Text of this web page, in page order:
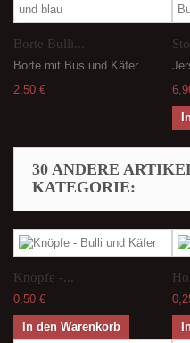
Borte Bulli...
Borte mit Bus und Käfer
2,50 €
30 ANDERE
KATEGORIE:
Knöpfe -...
0,50 €
In den Warenkorb